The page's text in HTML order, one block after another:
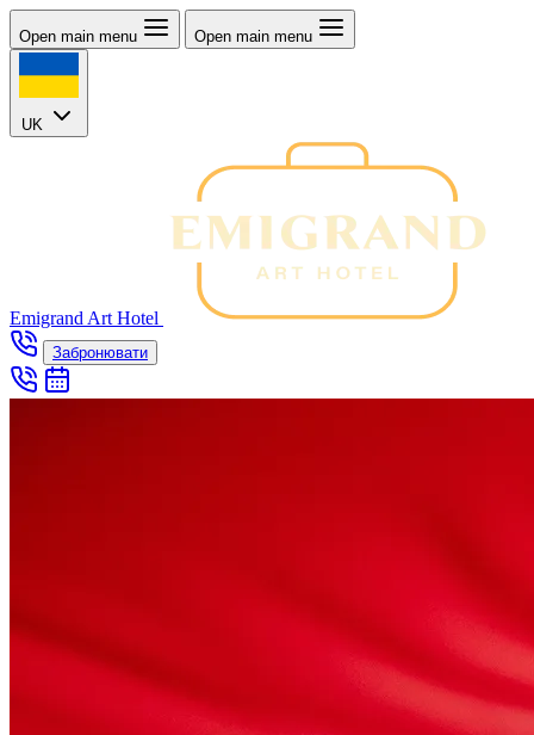
Open main menu Open main menu
UK
Emigrand Art Hotel
Забронювати